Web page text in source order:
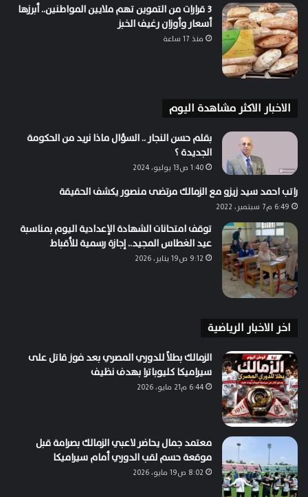
3 قرارات من التموين تهم ملايين المواطنين.. أبرزها
أسعار وأوزان رغيف الخبز
منذ 17 ساعة
الاخبار الاكثر مشاهدة اليوم
بقلم حسن النجار .. السؤال ماذا نريد من الحكومة
الجديدة ؟
1:40 ص13 يوليو، 2024
راتب احمد سيد زيزو مع الزمالك مرتضى منصور يكشف الحقيقة
6:49 م7 سبتمبر، 2022
توقف امتحانات الشهادة الإعدادية اليوم بمناسبة
عيد الغطاس المجيد.. إجازة رسمية للأقباط
9:12 ص19 يناير، 2026
اخر الاخبار الرياضية
الزمالك بطلاً للدوري المصري بعد فوز قاتل على
سيراميكا كليوباترا بهدف نظيف
6:44 م21 مايو، 2026
معتمد جمال يحاضر لاعبي الزمالك بصرامة قبل
موقعة حسم لقب الدوري أمام سيراميكا
8:02 ص19 مايو، 2026